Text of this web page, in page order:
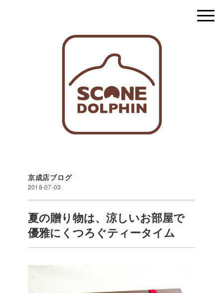
京成店ブログ
2018-07-03
夏の贈り物は、涼しいお部屋で
優雅にくつろぐティータイム